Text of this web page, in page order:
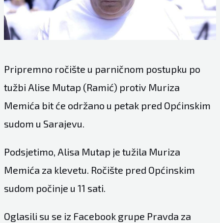
Pripremno ročište u parničnom postupku po
tužbi Alise Mutap (Ramić) protiv Muriza
Memića bit će održano u petak pred Općinskim
sudom u Sarajevu.
Podsjetimo, Alisa Mutap je tužila Muriza
Memića za klevetu. Ročište pred Općinskim
sudom počinje u 11 sati.
Oglasili su se iz Facebook grupe Pravda za